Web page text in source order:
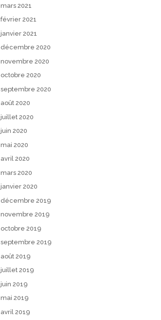
mars 2021
février 2021
janvier 2021
décembre 2020
novembre 2020
octobre 2020
septembre 2020
août 2020
juillet 2020
juin 2020
mai 2020
avril 2020
mars 2020
janvier 2020
décembre 2019
novembre 2019
octobre 2019
septembre 2019
août 2019
juillet 2019
juin 2019
mai 2019
avril 2019